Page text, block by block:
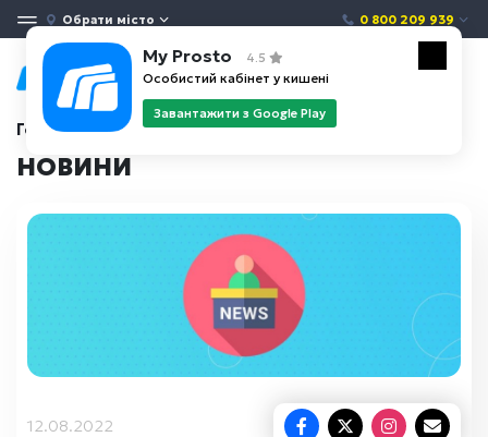
Обрати місто 0 800 209 939
Головна Новини
НОВИНИ
12.08.2022
My Prosto 4.5
Особистий кабінет у кишені
Завантажити з Google Play